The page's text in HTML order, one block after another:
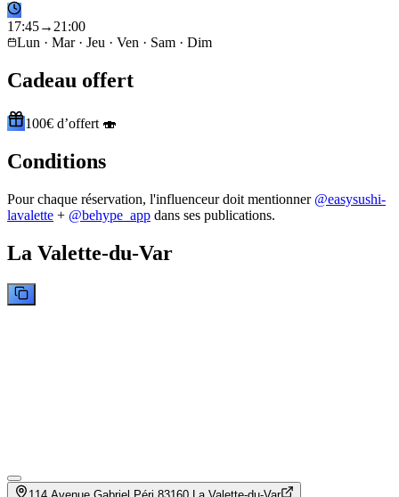
17:45→ 21 :00
Lun · Mar · Jeu · Ven · Sam · Dim
Cadeau offert
100€ d’offert 🍣
Conditions
Pour chaque réservation, l'influenceur doit mentionner @easysushi-
lavalette + @behype_app dans ses publications.
La Valette-du-Var